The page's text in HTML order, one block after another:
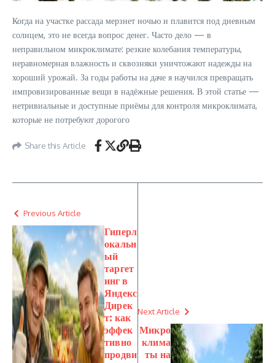
Когда на участке рассада мерзнет ночью и плавится под дневным
солнцем, это не всегда вопрос денег. Часто дело — в
неправильном микроклимате: резкие колебания температуры,
неравномерная влажность и сквозняки уничтожают надежды на
хороший урожай. За годы работы на даче я научился превращать
импровизированные вещи в надёжные решения. В этой статье —
нетривиальные и доступные приёмы для контроля микроклимата,
которые не потребуют дорогого
Share this Article
Previous Article
Гиперл
окальн
ый
таргет
инг в
Яндекс
Дирек
т: как
эффек
тивно
продви
Next Article
Микро
клима
ты на